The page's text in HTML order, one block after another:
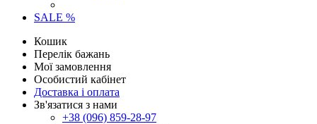
SALE %
Кошик
Перелік бажань
Мої замовлення
Особистий кабінет
Доставка і оплата
Зв'язатися з нами
+38 (096) 859-28-97